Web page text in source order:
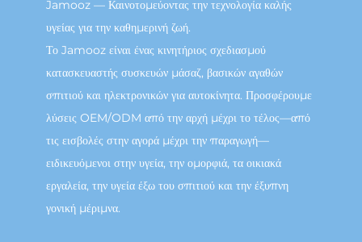
Jamooz — Καινοτομεύοντας την τεχνολογία καλής
υγείας για την καθημερινή ζωή.
Το Jamooz είναι ένας κινητήριος σχεδιασμού
κατασκευαστής συσκευών μάσαζ, βασικών αγαθών
σπιτιού και ηλεκτρονικών για αυτοκίνητα. Προσφέρουμε
λύσεις OEM/ODM από την αρχή μέχρι το τέλος—από
τις εισβολές στην αγορά μέχρι την παραγωγή—
ειδικευόμενοι στην υγεία, την ομορφιά, τα οικιακά
εργαλεία, την υγεία έξω του σπιτιού και την έξυπνη
γονική μέριμνα.